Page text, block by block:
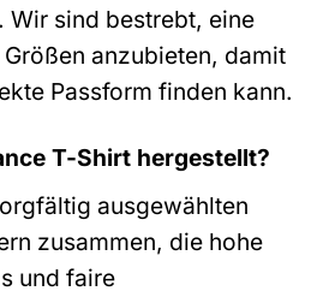
Wir sind bestrebt, eine
anzubieten, damit
Passform finden kann.
T-Shirt hergestellt?
ausgewählten
zusammen, die hohe
und faire